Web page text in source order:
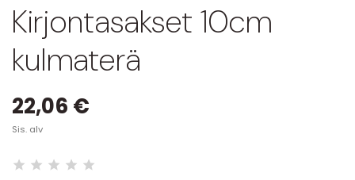
Kirjontasakset 10cm
kulmaterä
22,06 €
Sis. alv